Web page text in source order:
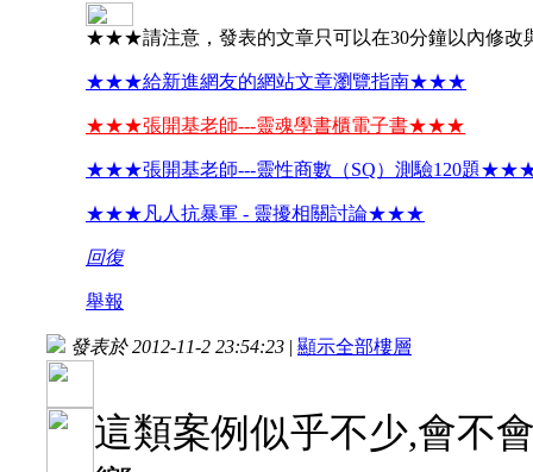
★★★請注意，發表的文章只可以在30分鐘以內修
★★★給新進網友的網站文章瀏覽指南★★★
★★★張開基老師---靈魂學書櫃電子書★★★
★★★張開基老師---靈性商數（SQ）測驗120題
★★★凡人抗暴軍 - 靈擾相關討論★★★
回復
舉報
發表於 2012-11-2 23:54:23 | 顯示全部樓層
這類案例似乎不少,會不